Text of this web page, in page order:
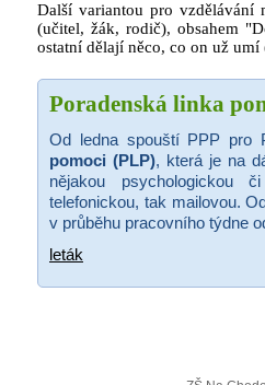
Další variantou pro vzdělávání
(učitel, žák, rodič), obsahem
ostatní dělají něco, co on už
Poradenská linka
Od ledna spouští PPP
pomoci (PLP), která je na
nějakou psychologickou
telefonickou, tak mailovou.
v průběhu pracovního týdne
leták